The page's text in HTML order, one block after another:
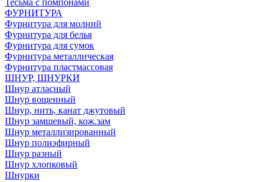
Тесьма с помпонами
ФУРНИТУРА
Фурнитура для молний
Фурнитура для белья
Фурнитура для сумок
Фурнитура металлическая
Фурнитура пластмассовая
ШНУР, ШНУРКИ
Шнур атласный
Шнур вощенный
Шнур, нить, канат джутовый
Шнур замшевый, кож.зам
Шнур металлизированный
Шнур полиэфирный
Шнур разный
Шнур хлопковый
Шнурки